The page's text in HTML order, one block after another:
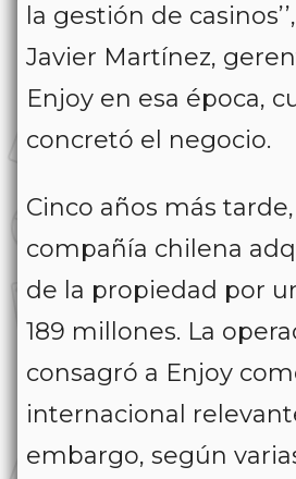
la gestión de
Javier Martínez,
Enjoy en esa época,
concretó el negocio.
Cinco años más tarde,
compañía chilena
de la propiedad por
189 millones. La
consagró a Enjoy
internacional
embargo, según